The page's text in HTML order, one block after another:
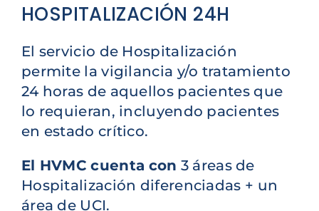
HOSPITALIZACIÓN 24H
El servicio de Hospitalización
permite la vigilancia y/o tratamiento
24 horas de aquellos pacientes que
lo requieran, incluyendo pacientes
en estado crítico.
El HVMC cuenta con 3 áreas de
Hospitalización diferenciadas + un
área de UCI.